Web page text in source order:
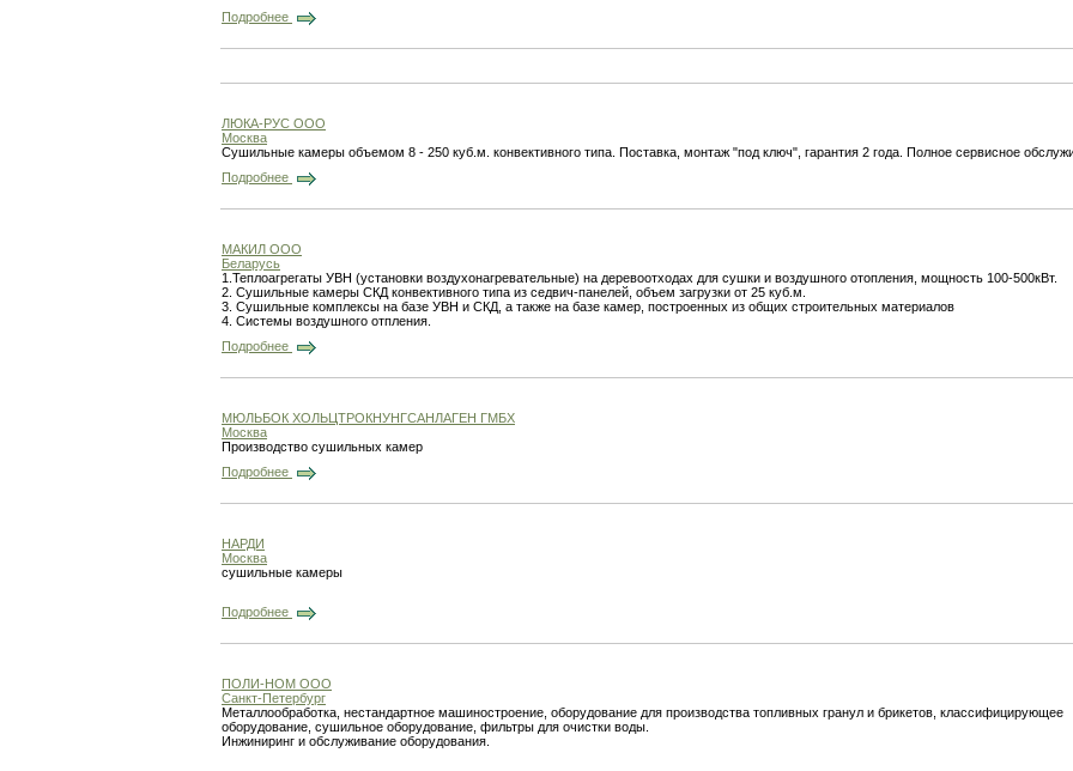
Подробнее
ЛЮКА-РУС ООО
Москва
Сушильные камеры объемом 8 - 250 куб.м. конвективного типа. Поставка, монтаж "под ключ", гарантия 2 года. Полное сервисное
Подробнее
МАКИЛ ООО
Беларусь
1.Теплоагрегаты УВН (установки воздухонагревательные) на деревоотходах для сушки и воздушного отопления, мощность 100-500кВт.
2. Сушильные камеры СКД конвективного типа из седвич-панелей, объем загрузки от 25 куб.м.
3. Сушильные комплексы на базе УВН и СКД, а также на базе камер, построенных из общих строительных материалов
4. Системы воздушного отпления.
Подробнее
МЮЛЬБОК ХОЛЬЦТРОКНУНГСАНЛАГЕН ГМБХ
Москва
Производство сушильных камер
Подробнее
НАРДИ
Москва
сушильные камеры
Подробнее
ПОЛИ-НОМ ООО
Санкт-Петербург
Металлообработка, нестандартное машиностроение, оборудование для производства топливных гранул и брикетов, классифицирующее
оборудование, сушильное оборудование, фильтры для очистки воды.
Инжиниринг и обслуживание оборудования.